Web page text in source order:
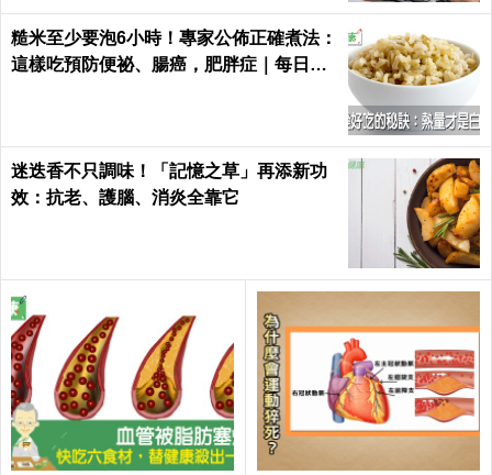
糙米至少要泡6小時！專家公佈正確煮法：
這樣吃預防便祕、腸癌，肥胖症｜每日健
迷迭香不只調味！「記憶之草」再添新功
效：抗老、護腦、消炎全靠它